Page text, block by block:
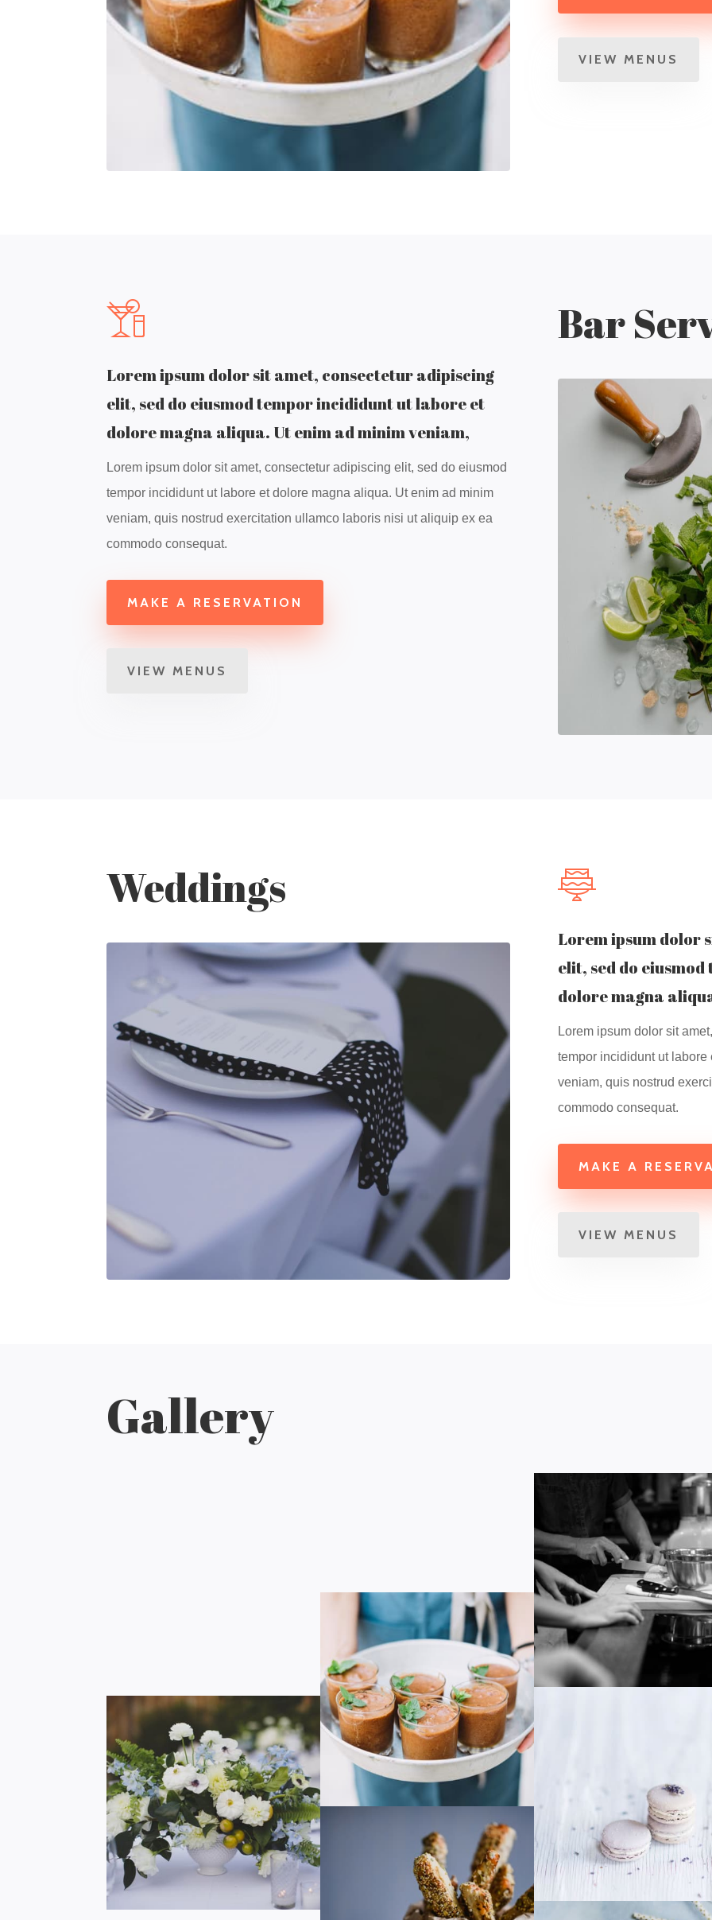
VIEW MENUS
Lorem ipsum dolor sit amet, consectetur adipiscing
elit, sed do eiusmod tempor incididunt ut labore et
dolore magna aliqua. Ut enim ad minim veniam,
Lorem ipsum dolor sit amet, consectetur adipiscing elit, sed do eiusmod
tempor incididunt ut labore et dolore magna aliqua. Ut enim ad minim
veniam, quis nostrud exercitation ullamco laboris nisi ut aliquip ex ea
commodo consequat.
MAKE A RESERVATION
VIEW MENUS
Bar
Weddings
Lorem ipsum dolor
elit, sed do
dolore magna
Lorem ipsum dolor sit
tempor incididunt ut
veniam, quis nostrud
commodo consequat.
MAKE A
VIEW MENUS
Gallery